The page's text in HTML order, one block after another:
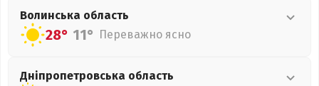
Волинська область
28° 11° Переважно ясно
Дніпропетровська область